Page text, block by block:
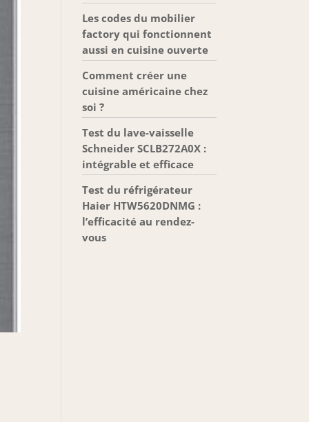
Les codes du mobilier
factory qui fonctionnent
aussi en cuisine ouverte
Comment créer une
cuisine américaine chez
soi ?
Test du lave-vaisselle
Schneider SCLB272A0X :
intégrable et efficace
Test du réfrigérateur
Haier HTW5620DNMG :
l’efficacité au rendez-
vous